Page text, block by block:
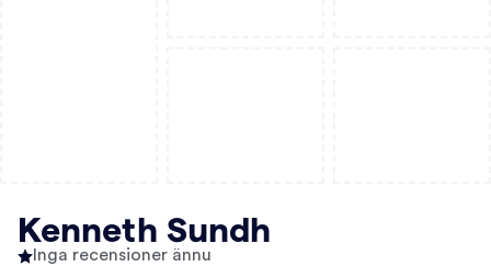
Kenneth Sundh
Inga recensioner ännu